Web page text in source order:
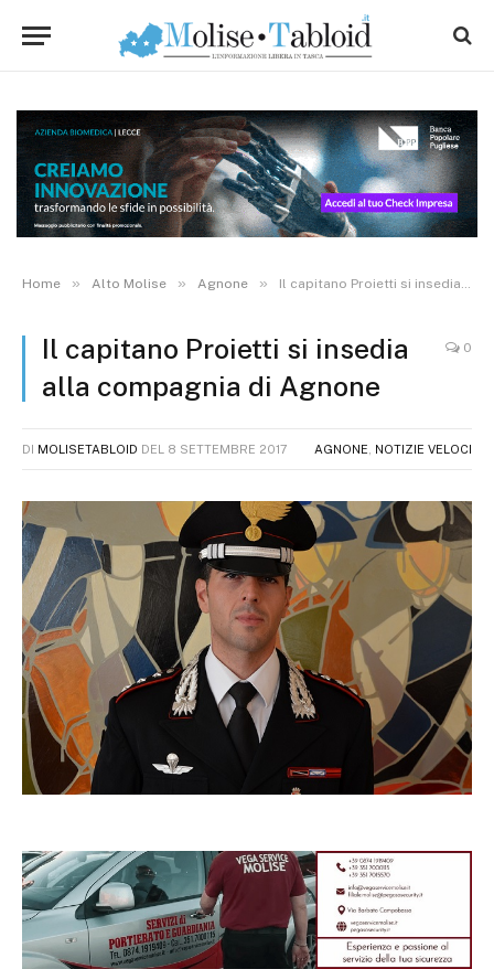
Home » Alto Molise » Agnone » Il capitano Proietti si insedia alla compagnia di Agnone
Il capitano Proietti si insedia
alla compagnia di Agnone
0
DI MOLISETABLOID DEL 8 SETTEMBRE 2017 AGNONE NOTIZIE VELOCI